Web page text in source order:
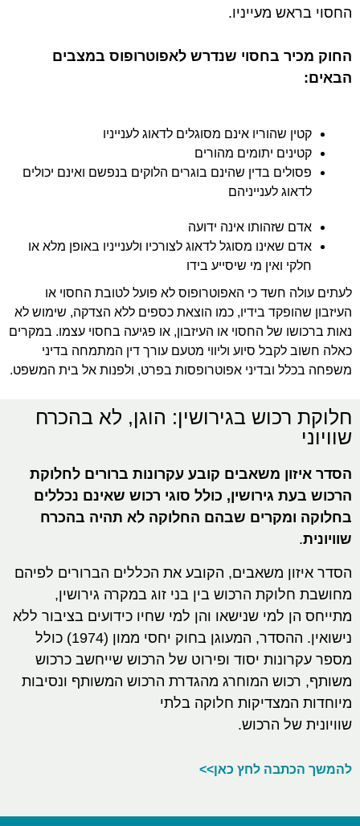
החסוי בראש מעייניו.
החוק מכיר בחסוי שנדרש לאפוטרופוס במצבים
הבאים:
קטין שהוריו אינם מסוגלים לדאוג לענייניו
קטינים יתומים מהורים
פסולים בדין שהינם בוגרים הלוקים בנפשם ואינם יכולים
לדאוג לענייניהם
אדם שזהותו אינה ידועה
אדם שאינו מסוגל לדאוג לצורכיו ולענייניו באופן מלא או
חלקי ואין מי שיסייע בידו
לעתים עולה חשד כי האפוטרופוס לא פועל לטובת החסוי או
העיזבון שהופקד בידיו, כמו הוצאת כספים ללא הצדקה, שימוש לא
נאות ברכושו של החסוי או העיזבון, או פגיעה בחסוי עצמו. במקרים
כאלה חשוב לקבל סיוע וליווי מטעם עורך דין המתמחה בדיני
משפחה בכלל ובדיני אפוטרופסות בפרט, ולפנות אל בית המשפט.
‎חלוקת רכוש בגירושין: הוגן, לא בהכרח
שוויוני
הסדר איזון משאבים קובע עקרונות ברורים לחלוקת
הרכוש בעת גירושין, כולל סוגי רכוש שאינם נכללים
בחלוקה ומקרים שבהם החלוקה לא תהיה בהכרח
שוויונית.
הסדר איזון משאבים, הקובע את הכללים הברורים לפיהם
מחושבת חלוקת הרכוש בין בני זוג במקרה גירושין,
מתייחס הן למי שנישאו והן למי שחיו כידועים בציבור ללא
נישואין. ההסדר, המעוגן בחוק יחסי ממון (1974) כולל
מספר עקרונות יסוד ופירוט של הרכוש שייחשב כרכוש
משותף, רכוש המוחרג מהגדרת הרכוש המשותף ונסיבות
מיוחדות המצדיקות חלוקה בלתי
שוויונית של הרכוש.
להמשך הכתבה לחץ כאן>>